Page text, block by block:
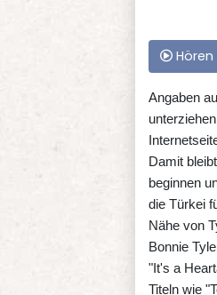
Hören
Angaben
Damit
beginnen
die Türkei
Nähe von
Bonnie
"It's a
Titeln wie